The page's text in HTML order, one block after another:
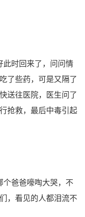
时回来了，问问情
了些药，可是又隔了
送往医院，医生问了
抢救，最后中毒引起
爸爸嚎啕大哭，不
，看见的人都泪流不